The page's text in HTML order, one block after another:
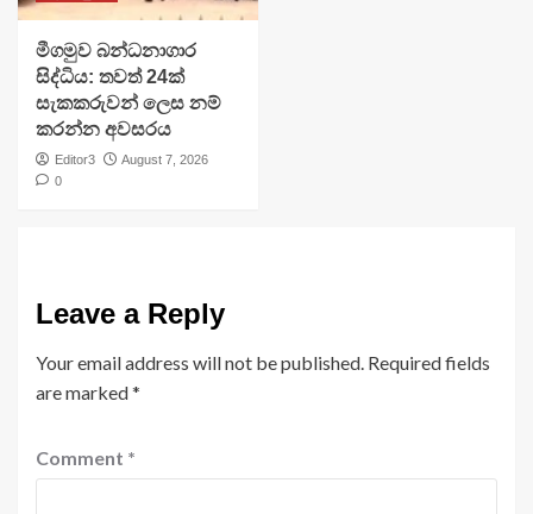
මීගමුව බන්ධනාගාර
සිද්ධිය: තවත් 24ක්
සැකකරුවන් ලෙස නම්
කරන්න අවසරය
Editor3
August 7, 2026
0
Leave a Reply
Your email address will not be published. Required fields
are marked*
Comment *